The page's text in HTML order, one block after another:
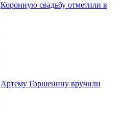
Коронную свадьбу отметили в
Артему Горшенину вручили